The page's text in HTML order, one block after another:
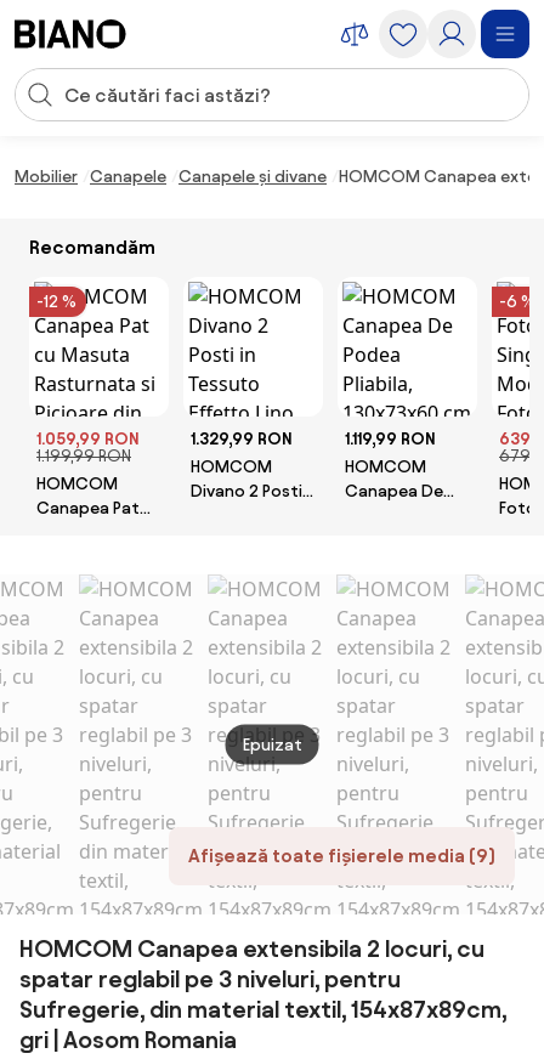
Introducerea căutării
Mobilier Canapele Canapele și divane HOMCOM Canapea
Recomandăm
-12 %
1.059,99 RON
1.199,99 RON
HOMCOM
Canapea Pat
Picioare din
deschis |
Aosom Romania
1.329,99 RON
HOMCOM
Divano 2 Posti
Cuscini
Imbottiti,
Divanetto 2
con Gambe in
Acciaio, per
Ufficio,
Soggiorno,
Salotto e
Camera da
Letto,
139x68x80 cm,
Romania
1.119,99 RON
HOMCOM
Canapea De
Romania
-6 %
de
Birou,
Gri
Afișează toate fișierele media (9)
Epuizat
HOMCOM Canapea extensibila 2 locuri, cu
spatar reglabil pe 3 niveluri, pentru
Sufregerie, din material textil, 154x87x89cm,
gri | Aosom Romania